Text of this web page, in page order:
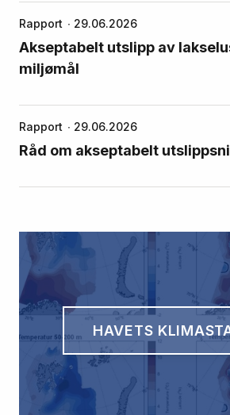
Rapport 29.06.2026
Akseptabelt utslipp av
miljømål
Rapport 29.06.2026
Råd om akseptabelt
HAVETS